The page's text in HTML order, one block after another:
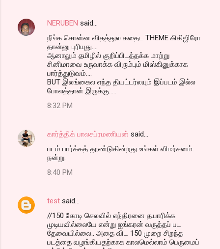
NERUBEN said…
நீங்க சொன்ன விதத்துல கதைட THEME கிகிஜிரோ
தான்னு புரியுது....
ஆனாலும் தமிழில் குறிப்பிடத்தக்க மாற்று
சினிமாவை உருவாக்க விரும்பும் மிஸ்கினுக்காக
பார்த்துடுவம்....
BUT இலங்கைல எந்த தியட்டர்லயும் இப்படம் இல்ல
போலத்தான் இருக்கு.....
8:32 PM
கார்த்திக் பாலசுப்ரமணியன் said…
படம் பார்க்கத் தூண்டுகின்றது உங்கள் விமர்சனம்.
நன்று.
8:40 PM
test said…
//150 கோடி செலவில் எந்திரனை தயாரிக்க
முடியவில்லையே என்று ஐங்கரன் வருத்தப் பட
தேவையில்லை.. அதை விட 150 முறை சிறந்த
படத்தை வழங்கியதற்காக காலமெல்லாம் பெருமைப்